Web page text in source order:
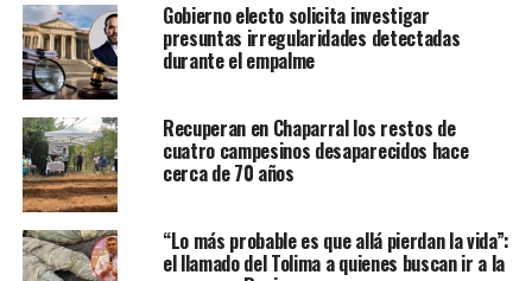
Gobierno electo solicita investigar
presuntas irregularidades detectadas
durante el empalme
Recuperan en Chaparral los restos de
cuatro campesinos desaparecidos hace
cerca de 70 años
“Lo más probable es que allá pierdan la vida”:
el llamado del Tolima a quienes buscan ir a la